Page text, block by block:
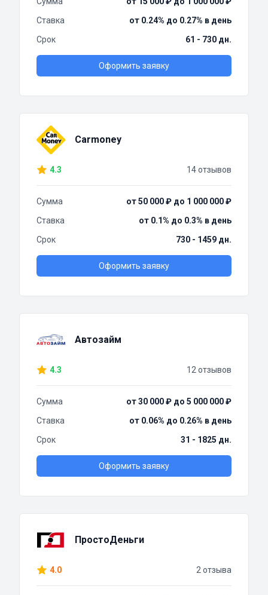
Ставка
от 0.24% до 0.27% в день
Срок
61 - 730 дн.
Оформить заявку
Carmoney
4.3 14 отзывов
Сумма
от 50 000 ₽ до 1 000 000 ₽
Ставка
от 0.1% до 0.3% в день
Срок
730 - 1459 дн.
Оформить заявку
Автозайм
4.3 12 отзывов
Сумма
от 30 000 ₽ до 5 000 000 ₽
Ставка
от 0.06% до 0.26% в день
Срок
31 - 1825 дн.
Оформить заявку
ПростоДеньги
4.0 2 отзыва